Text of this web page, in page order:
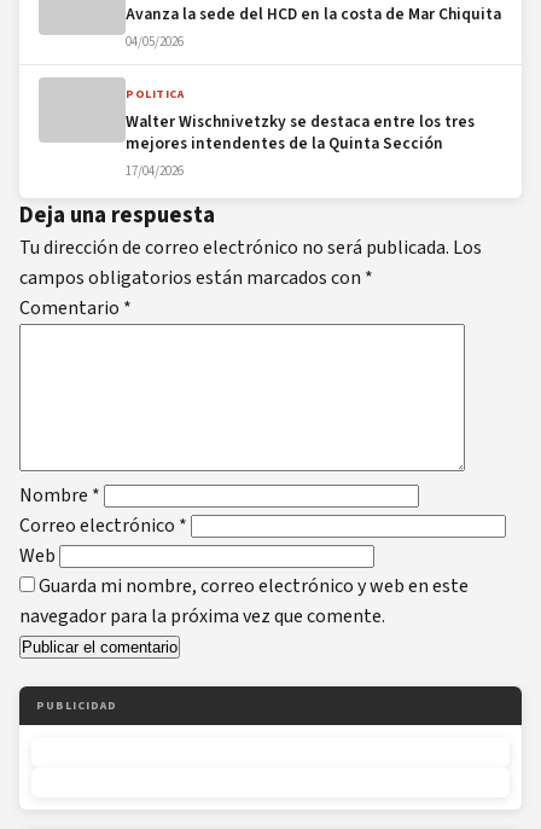
Avanza la sede del HCD en la costa de Mar Chiquita
04/05/2026
POLITICA
Walter Wischnivetzky se destaca entre los tres
mejores intendentes de la Quinta Sección
17/04/2026
Deja una respuesta
Tu dirección de correo electrónico no será publicada. Los
campos obligatorios están marcados con *
Comentario *
Nombre *
Correo electrónico *
Web
Guarda mi nombre, correo electrónico y web en este
navegador para la próxima vez que comente.
PUBLICIDAD